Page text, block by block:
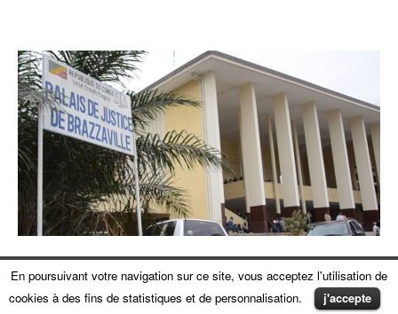
ARTICLE
En poursuivant votre navigation sur ce site, vous acceptez l'utilisation de
cookies à des fins de statistiques et de personnalisation.
j'accepte